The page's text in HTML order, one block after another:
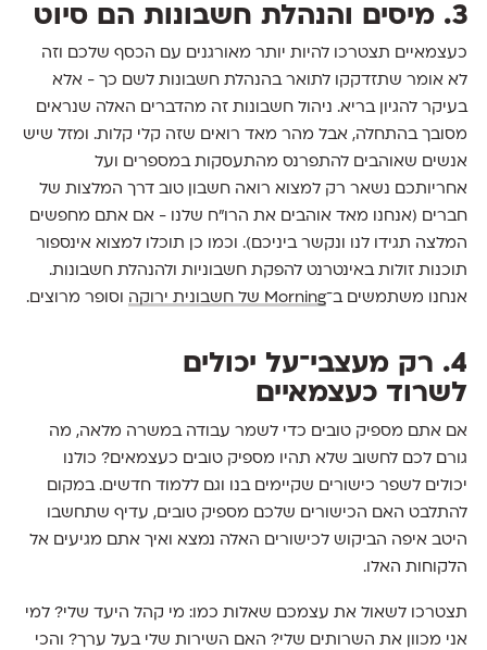
3. מיסים והנהלת חשבונות הם סיוט
כעצמאיים תצטרכו להיות יותר מאורגנים עם הכסף שלכם וזה
לא אומר שתזדקקו לתואר בהנהלת חשבונות לשם כך - אלא
בעיקר להגיון בריא. ניהול חשבונות זה מהדברים האלה שנראים
מסובך בהתחלה, אבל מהר מאד רואים שזה קלי קלות. ומזל שיש
אנשים שאוהבים להתפרנס מהתעסקות במספרים ועל
אחריותכם נשאר רק למצוא רואה חשבון טוב דרך המלצות של
חברים (אנחנו מאד אוהבים את הרו"ח שלנו - אם אתם מחפשים
המלצה תגידו לנו ונקשר ביניכם). וכמו כן תוכלו למצוא אינספור
תוכנות זולות באינטרנט להפקת חשבוניות ולהנהלת חשבונות.
אנחנו משתמשים ב־Morning של חשבונית ירוקה וסופר מרוצים.
4. רק מעצבי־על יכולים
לשרוד כעצמאיים
אם אתם מספיק טובים כדי לשמר עבודה במשרה מלאה, מה
גורם לכם לחשוב שלא תהיו מספיק טובים כעצמאים? כולנו
יכולים לשפר כישורים שקיימים בנו וגם ללמוד חדשים. במקום
להתלבט האם הכישורים שלכם מספיק טובים, עדיף שתחשבו
היטב איפה הביקוש לכישורים האלה נמצא ואיך אתם מגיעים אל
הלקוחות האלו.
תצטרכו לשאול את עצמכם שאלות כמו: מי קהל היעד שלי? למי
אני מכוון את השרותים שלי? האם השירות שלי בעל ערך? והכי